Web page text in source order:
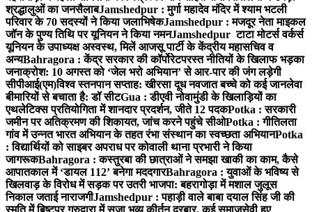
श्रद्धालुओं का जनसैलाबJamshedpur : मुर्गा महादेव मंदिर में श्याम भटली
परिवार के 70 सदस्यों ने किया जलाभिषेकJamshedpur : मजदूर नेता माइकल
जॉन के पुण्य तिथि पर यूनियन ने किया नमनJamshedpur टाटा मोटर्स वर्कर्स
यूनियन के उपाध्यक्ष अस्वस्थ, मिलें आजसू पार्टी के केंद्रीय महासचिव व
अन्यBahragora : केंद्र सरकार की कॉर्पोरेटपरस्त नीतियों के खिलाफ भड़का
जनाक्रोश: 10 अगस्त को ‘जेल भरो अभियान’ से आर-पार की जंग लड़ेगी
सीपीआई(एम)विश्व स्तनपान सप्ताह: खीरसा दूध नवजात बच्चे को कई जानलेवा
बीमारियों से बचाता है: डॉ सीटGua : डीएवी नोवामुंडी के खिलाड़ियों का
एथलेटिक्स प्रतियोगिता में शानदार प्रदर्शन, जीते 12 पदकPotka : सरकारी
जमीन पर अतिक्रमण की शिकायत, जांच करने पहुंचे सीओPotka : गीतिलता
गांव में उन्नत भारत अभियान के तहत रंभा संस्थान का स्वच्छता अभियानPotka
: विद्यार्थियों को साइबर अपराध पर कोवाली थाना प्रभारी ने किया
जागरूकBahragora : कस्तुरबा की छात्राओं ने समझा खाकी का काम, कैसे
आपातकाल में ‘डायल 112’ बनेगा मददगारBahragora : युवाओं के भविष्य से
खिलवाड़ के विरोध में सड़क पर उतरी भाजपा: बहरागोड़ा में मशाल जुलूस
निकाल जताई नाराजगीJamshedpur : पहाड़ी वाले बाबा दयाल सिंह जी की
स्मृति में बिष्टुपुर गुरुद्वारा में सजा भव्य कीर्तन दरबार, कई समाजसेवी हुए